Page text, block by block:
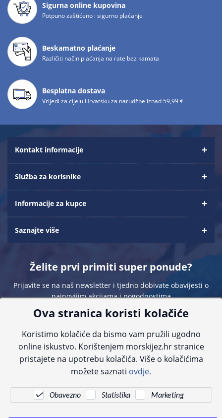
Sigurna online kupovina
Potpuno zaštićeno i sigurno plaćanje
Beskamatno plaćanje
Različiti način plaćanja na rate bez kamata
Besplatna dostava
Vrijedi za cijelu Hrvatsku za narudžbe iznad 59,99 €
Kontakt informacije
Služba za korisnike
Informacije za kupce
Saznajte više
Želite prvi primiti super ponude?
Prijavite se na naš newsletter i tjedno dobivate obavijesti o
najnovijim akcijama i pogodnostima
Sve navedene cijene sadrže PDV. Pokušavamo osigurati što preciznije
informacije, ali zbog tehnoloških ograničenja ne možemo garantirati potpunu
kontaktirajte nas putem telefona:+385 23 231 761ili e-maila:info@morskijez.hr
Ova stranica koristi kolačiće
Koristimo kolačiće da bismo vam pružili ugodno
online iskustvo. Korištenjem morskijez.hr stranice
pristajete na upotrebu kolačića. Više o kolačićima
možete saznati ovdje.
Obavezno Statistika Marketing